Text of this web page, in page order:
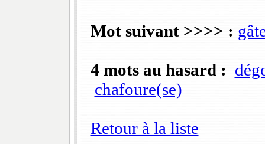
Mot suivant >>>> :
4 mots au hasard :
chafoure(se)
Retour à la liste